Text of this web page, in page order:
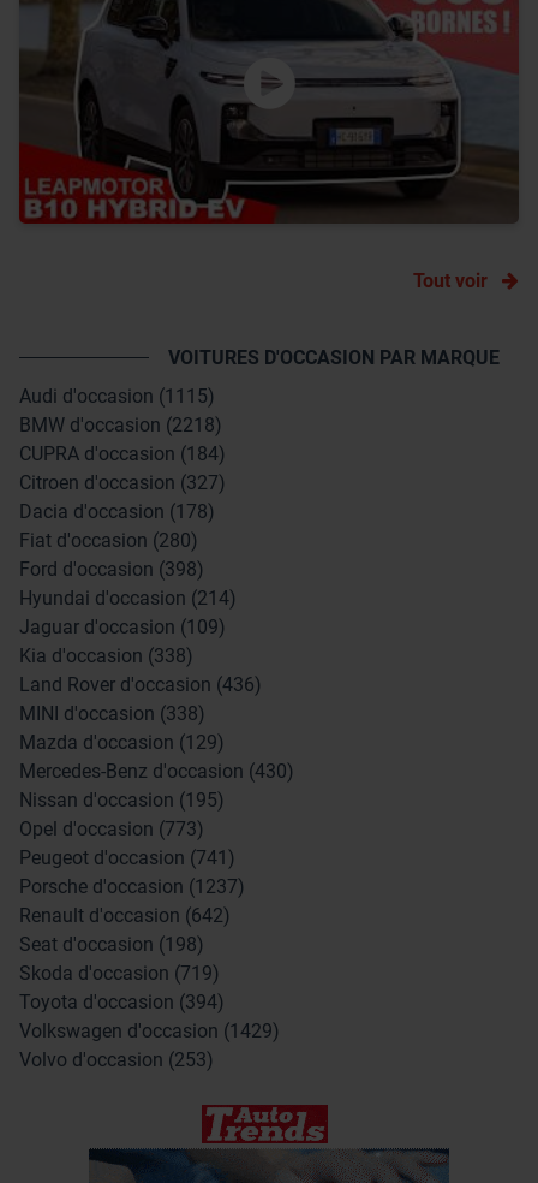
Tout voir
VOITURES D'OCCASION PAR MARQUE
Audi d'occasion (1115)
BMW d'occasion (2218)
CUPRA d'occasion (184)
Citroen d'occasion (327)
Dacia d'occasion (178)
Fiat d'occasion (280)
Ford d'occasion (398)
Hyundai d'occasion (214)
Jaguar d'occasion (109)
Kia d'occasion (338)
Land Rover d'occasion (436)
MINI d'occasion (338)
Mazda d'occasion (129)
Mercedes-Benz d'occasion (430)
Nissan d'occasion (195)
Opel d'occasion (773)
Peugeot d'occasion (741)
Porsche d'occasion (1237)
Renault d'occasion (642)
Seat d'occasion (198)
Skoda d'occasion (719)
Toyota d'occasion (394)
Volkswagen d'occasion (1429)
Volvo d'occasion (253)